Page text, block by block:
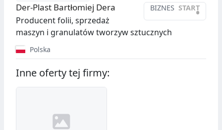
BIZNES START
•
Der-Plast Bartłomiej Dera
Producent folii, sprzedaż
maszyn i granulatów tworzyw sztucznych
Polska
Inne oferty tej firmy: